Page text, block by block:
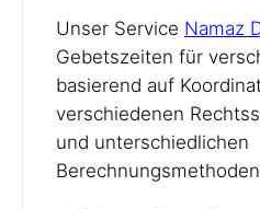
Unser Service Namaz
Gebetszeiten für
basierend auf
verschiedenen
und unterschiedlichen